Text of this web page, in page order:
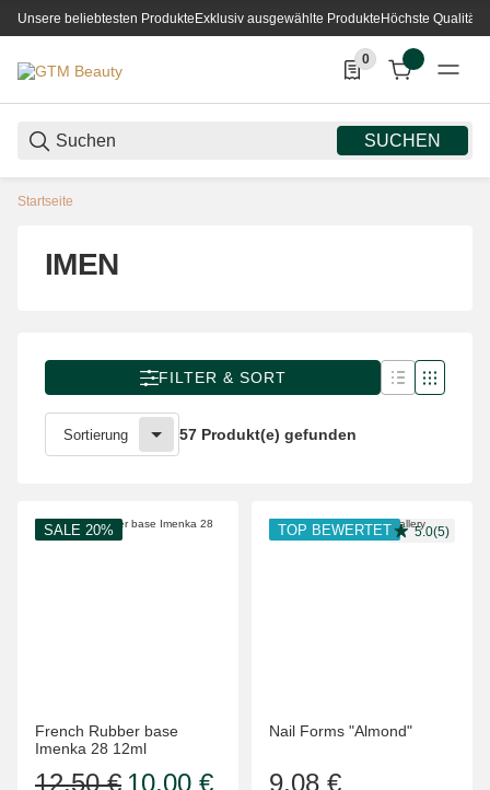
Unsere beliebtesten ProdukteExklusiv ausgewählte ProdukteHöchste Qualität
SUCHEN
0
0 Produkte in der
Startseite
IMEN
FILTER & SORT
Sortierung 57 Produkt(e) gefunden
SALE 20%
French Rubber base
Imenka 28 12ml
10,00 €
12,50 €
TOP BEWERTET 5.0(5)
Nail Forms "Almond"
9,08 €